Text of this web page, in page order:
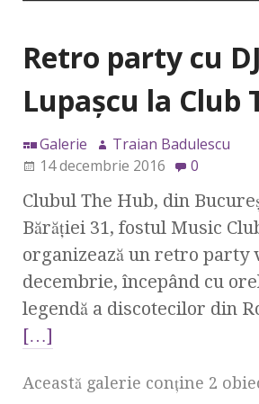
Retro party cu
Lupaşcu la Club
Galerie
Traian Badulescu
14 decembrie 2016
0
Clubul The Hub, din
Bărăţiei 31, fostul Music
organizează un retro party
decembrie, începând cu
legendă a discotecilor din
[…]
Această galerie conţine 2